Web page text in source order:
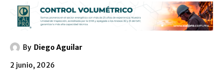
By Diego Aguilar
2 junio, 2026